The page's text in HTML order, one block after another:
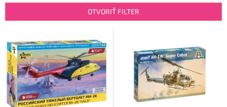
p
o
d
u
k
t
o
OTVORIŤ FILTER
ý
p
i
s
p
r